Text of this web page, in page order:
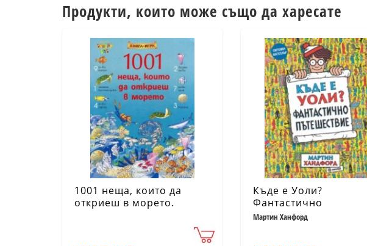
Продукти, които може също да харесате
1001 неща, които да
откриеш в морето.
Къде е Уоли?
Фантастично
пътешествие
Мартин Ханфорд